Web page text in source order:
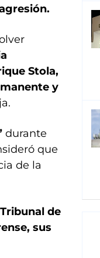
Stola,
y
durante
que
de la
de
sus